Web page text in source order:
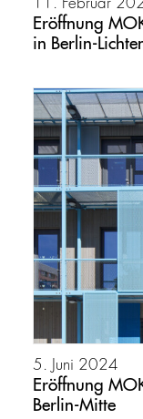
11. Februar
Eröffnung
in Berlin-
5. Juni 2024
Eröffnung
Berlin-Mitte